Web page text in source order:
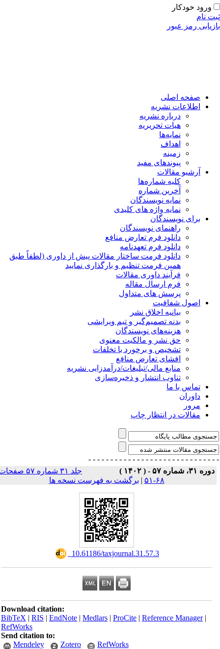
ورود خودکار
نام
رمز عبور
صفحه اصلی
اطلاعات نشریه
درباره نشریه
هیات تحریریه
نمایه‌ها
اهداف
زمینه
پیوندهای مفید
آرشیو مقالات
کلیه شماره‌ها
آخرین شماره
نمایه نویسندگان
نمایه واژه های کلیدی
برای نویسندگان
راهنمای نویسندگان
دانلود فرم تعارض منافع
دانلود فرم تعهدنامه
دانلود فرمت ساختار مقالات پیش از داوری (لطفاً طبق
همین فرمت تنظیم و بارگذاری نمایید
فرآیند داوری مقالات
فرم ارسال مقاله
پرسش های متداول
اصول شفافیت
بیانیه اخلاق نشر
بدنه تصمیم‌گیر و تیم ویرایشی
هزینه‌های نویسندگان
حق نشر و مالکیت معنوی
تشخیص و برخورد با تخلفات
افشای تعارض منافع
منابع مالی/تبلیغات/درآمدزایی نشریه
تناوب انتشار و ذخیره‌سازی
تماس با ما
داوران
مرور
مقالات در انتظار چاپ
- - - - - - - - - - - - -
- - - - - - - - - - - - - - -
دوره ۳۱، شماره ۵۷ - ( ۱۴۰۲ )
جلد ۳۱ شماره ۵۷ صفحات
۶۸-۵۱
|برگشت به فهرست نسخه ها
‎ 10.61186/taxjournal.31.57.3
Download citation:
BibTeX|RIS|EndNote|Medlars|ProCite|Reference Manager
RefWorks
Send citation to:
Mendeley
Zotero RefWorks